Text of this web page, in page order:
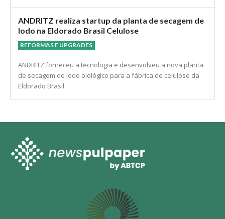
mercado europeu, em meio à reconfiguração do comércio
internacional.
ANDRITZ realiza startup da planta de secagem de
lodo na Eldorado Brasil Celulose
REFORMAS E UPGRADES
ANDRITZ forneceu a tecnologia e desenvolveu a nova planta